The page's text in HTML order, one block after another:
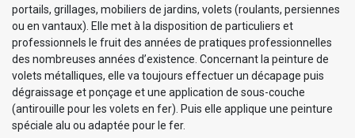
portails, grillages, mobiliers de jardins, volets (roulants, persiennes
ou en vantaux). Elle met à la disposition de particuliers et
professionnels le fruit des années de pratiques professionnelles
des nombreuses années d’existence. Concernant la peinture de
volets métalliques, elle va toujours effectuer un décapage puis
dégraissage et ponçage et une application de sous-couche
(antirouille pour les volets en fer). Puis elle applique une peinture
spéciale alu ou adaptée pour le fer.